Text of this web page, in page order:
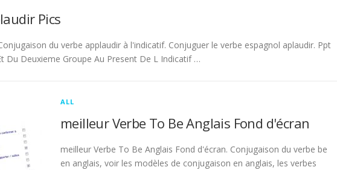
Pics
du verbe applaudir à l'indicatif. Conjuguer le verbe espagnol aplaudir. Ppt
Du Deuxieme Groupe Au Present De L Indicatif …
ALL
meilleur Verbe To Be Anglais Fond d'écran
meilleur Verbe To Be Anglais Fond d'écran. Conjugaison du verbe be
en anglais, voir les modèles de conjugaison en anglais, les verbes